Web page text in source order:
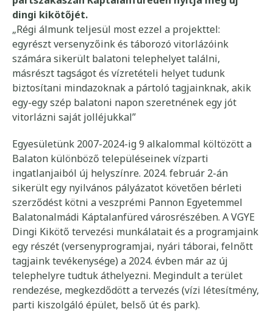
dingi kikötőjét.
„Régi álmunk teljesül most ezzel a projekttel:
egyrészt versenyzőink és táborozó vitorlázóink
számára sikerült balatoni telephelyet találni,
másrészt tagságot és vízretételi helyet tudunk
biztosítani mindazoknak a pártoló tagjainknak, akik
egy-egy szép balatoni napon szeretnének egy jót
vitorlázni saját jolléjukkal”
Egyesületünk 2007-2024-ig 9 alkalommal költözött a
Balaton különböző településeinek vízparti
ingatlanjaiból új helyszínre. 2024. február 2-án
sikerült egy nyilvános pályázatot követően bérleti
szerződést kötni a veszprémi Pannon Egyetemmel
Balatonalmádi Káptalanfüred városrészében. A VGYE
Dingi Kikötő tervezési munkálatait és a programjaink
egy részét (versenyprogramjai, nyári táborai, felnőtt
tagjaink tevékenysége) a 2024. évben már az új
telephelyre tudtuk áthelyezni. Megindult a terület
rendezése, megkezdődött a tervezés (vízi létesítmény,
parti kiszolgáló épület, belső út és park).